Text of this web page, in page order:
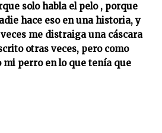
solo habla el pelo , porque
hace eso en una historia, y
me distraiga una cáscara
otras veces, pero como
mi perro en lo que tenía que